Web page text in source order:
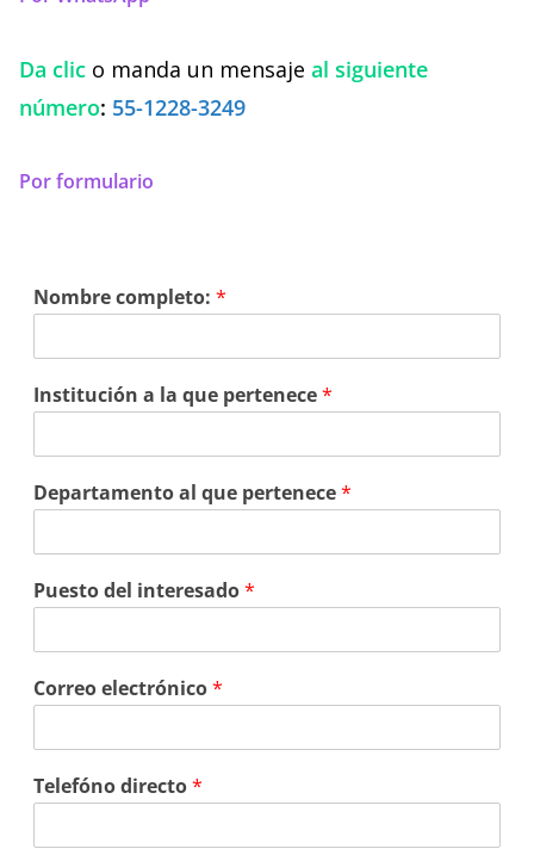
Da clic o manda un mensaje al siguiente
número: 55-1228-3249
Por formulario
Nombre completo: *
Institución a la que pertenece*
Departamento al que pertenece*
Puesto del interesado*
Correo electrónico*
Telefóno directo*